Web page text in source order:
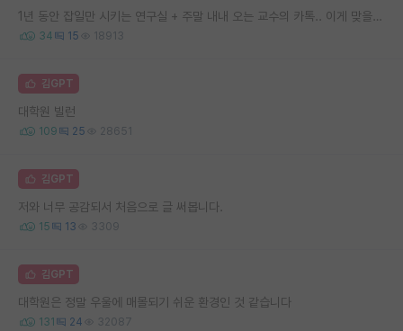
1년 동안 잡일만 시키는 연구실 + 주말 내내 오는 교수의 카톡.. 이게 맞을까요
34 15 18913
김GPT
대학원 빌런
109 25 28651
김GPT
저와 너무 공감되서 처음으로 글 써봅니다.
15 13 3309
김GPT
대학원은 정말 우울에 매몰되기 쉬운 환경인 것 같습니다
131 24 32087